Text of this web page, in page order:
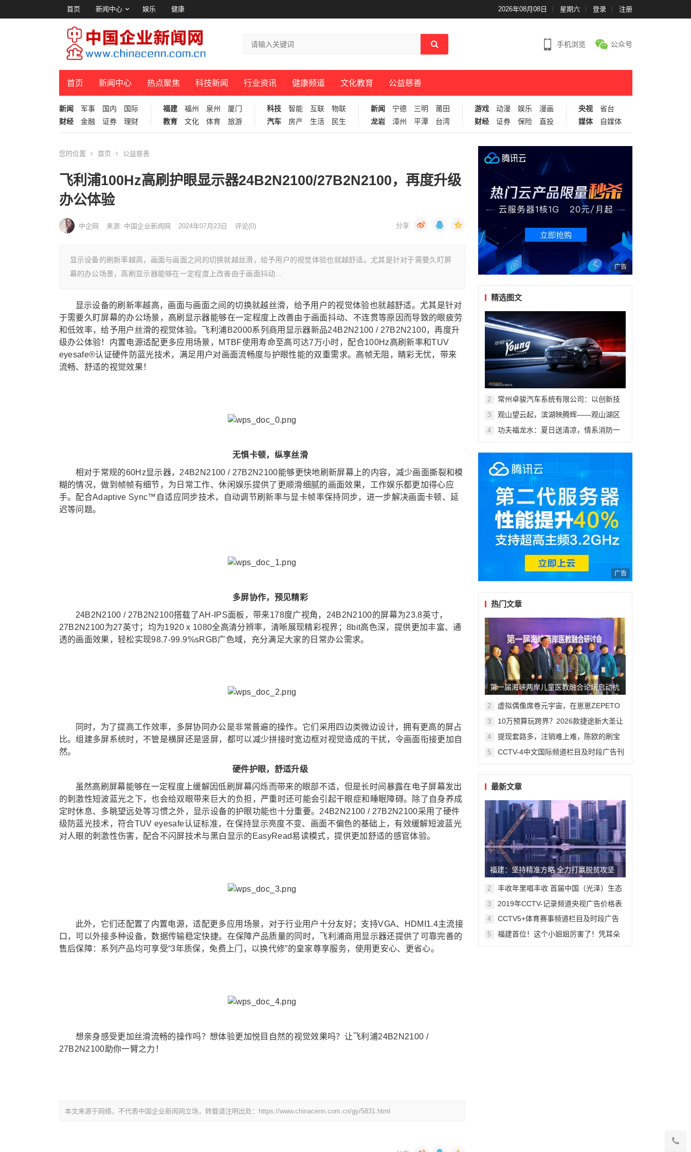
首页 新闻中心 娱乐 健康 2026年08月08日 星期六 登录 注册
手机浏览 公众号
首页 新闻中心 热点聚焦 科技新闻 行业资讯 健康频道 文化教育 公益慈善
新闻 军事 国内
国际
财经
金融 证券 理财
福建 福州 泉州
厦门
教育
文化 体育 旅游
科技 智能 互联
物联
汽车
房产 生活 民生
新闻 宁德 三明
莆田
龙岩
漳州 平潭 台湾
游戏 动漫 娱乐
漫画
财经
证券 保险 直投
央视
省台
媒体
自媒体
您的位置 首页 公益慈善
飞利浦100Hz高刷护眼显示器24B2N2100/27B2N2100，再度升级
办公体验
中企网 来源: 中国企业新闻网 2024年07月23日 评论(0)
显示设备的刷新率越高，画面与画面之间的切换就越丝滑，给予用户的视觉体验也就越舒适。尤其是针对于需要久盯屏
幕的办公场景，高刷显示器能够在一定程度上改善由于画面抖动…
显示设备的刷新率越高，画面与画面之间的切换就越丝滑，给予用户的视觉体验也就越舒适。尤其是针对
于需要久盯屏幕的办公场景，高刷显示器能够在一定程度上改善由于画面抖动、不连贯等原因而导致的眼疲劳
和低效率，给予用户丝滑的视觉体验。飞利浦B2000系列商用显示器新品24B2N2100 / 27B2N2100，再度升
级办公体验！内置电源适配更多应用场景，MTBF使用寿命至高可达7万小时，配合100Hz高刷新率和TUV
eyesafe®认证硬件防蓝光技术，满足用户对画面流畅度与护眼性能的双重需求。高帧无阻，睛彩无忧，带来
流畅、舒适的视觉效果！
无惧卡顿，纵享丝滑
相对于常规的60Hz显示器，24B2N2100 / 27B2N2100能够更快地刷新屏幕上的内容，减少画面撕裂和模
糊的情况，做到帧帧有细节，为日常工作、休闲娱乐提供了更顺滑细腻的画面效果，工作娱乐都更加得心应
手。配合Adaptive Sync™自适应同步技术，自动调节刷新率与显卡帧率保持同步，进一步解决画面卡顿、延
迟等问题。
多屏协作，预见精彩
24B2N2100 / 27B2N2100搭载了AH-IPS面板，带来178度广视角，24B2N2100的屏幕为23.8英寸，
27B2N2100为27英寸；均为1920 x 1080全高清分辨率，清晰展现精彩视界；8bit高色深，提供更加丰富、通
透的画面效果，轻松实现98.7-99.9%sRGB广色域，充分满足大家的日常办公需求。
同时，为了提高工作效率，多屏协同办公是非常普遍的操作。它们采用四边类微边设计，拥有更高的屏占
比。组建多屏系统时，不管是横屏还是竖屏，都可以减少拼接时宽边框对视觉造成的干扰，令画面衔接更加自
然。
硬件护眼，舒适升级
虽然高刷屏幕能够在一定程度上缓解因低刷屏幕闪烁而带来的眼部不适，但是长时间暴露在电子屏幕发出
的刺激性短波蓝光之下，也会给双眼带来巨大的负担，严重时还可能会引起干眼症和睡眠障碍。除了自身养成
定时休息、多眺望远处等习惯之外，显示设备的护眼功能也十分重要。24B2N2100 / 27B2N2100采用了硬件
级防蓝光技术，符合TUV eyesafe认证标准，在保持显示亮度不变、画面不偏色的基础上，有效缓解短波蓝光
对人眼的刺激性伤害，配合不闪屏技术与黑白显示的EasyRead易读模式，提供更加舒适的感官体验。
此外，它们还配置了内置电源，适配更多应用场景，对于行业用户十分友好；支持VGA、HDMI1.4主流接
口，可以外接多种设备，数据传输稳定快捷。在保障产品质量的同时，飞利浦‍商用显示器还提供了可靠完善的
售后保障：系列产品均可享受“3年质保，免费上门，以换代修”的皇家尊享服务，使用更安心、更省心。
想亲身感受更加丝滑流畅的操作吗？想体验更加悦目自然的视觉效果吗？让飞利浦24B2N2100 /
27B2N2100助你一臂之力！
本文来源于网络，不代表中国企业新闻网立场，转载请注明出处：https://www.chinacenn.com.cn/gy/5831.html
广告
精选图文
2
常州卓骏汽车系统有限公司：以创新技
行业标杆
3
观山望云起，滨湖映腾辉——观山湖区
盛大开幕
4
功夫福龙水：夏日送清凉，情系消防一
广告
热门文章
第一届海峡两岸儿童医教融合论坛启动杭
州复旦儿童医院“复星”计划
2
虚拟偶像席卷元宇宙，在崽崽ZEPETO
3
10万预算玩跨界？2026款捷途新大圣让
4
提现套路多，注销难上难，陈欧的刷宝
5
CCTV-4中文国际频道栏目及时段广告刊
最新文章
福建：坚持精准方略 全力打赢脱贫攻坚
战
2
丰收年里唱丰收 首届中国（光泽）生态
3 2019年CCTV-记录频道央视广告价格表
4
CCTV5+体育赛事频道栏目及时段广告
5
福建首位！这个小姐姐厉害了！凭耳朵